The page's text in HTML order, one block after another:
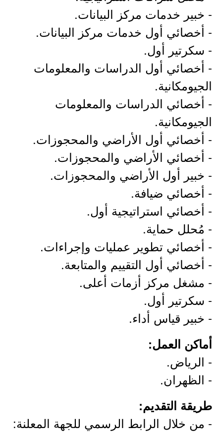
- خبير خدمات مركز البيانات.
- أخصائي أول خدمات مركز البيانات.
- سكرتير أول.
- أخصائي أول الدراسات والمعلومات
الجيومكانية.
- أخصائي الدراسات والمعلومات
الجيومكانية.
- أخصائي أول الأراضي والمحجوزات.
- أخصائي الأراضي والمحجوزات.
- خبير أول الأراضي والمحجوزات.
- أخصائي ضيافة.
- أخصائي استراتيجية أول.
- مُحلل حماية.
- أخصائي تطوير عمليات وإجراءات.
- أخصائي أول التقييم والمتابعة.
- مشغل مركز أزمات أعلى.
- سكرتير أول.
- خبير قياس أداء.
أماكن العمل:
- الرياض.
- الظهران.
طريقة التقديم:
- من خلال الرابط الرسمي للجهة المعلنة: